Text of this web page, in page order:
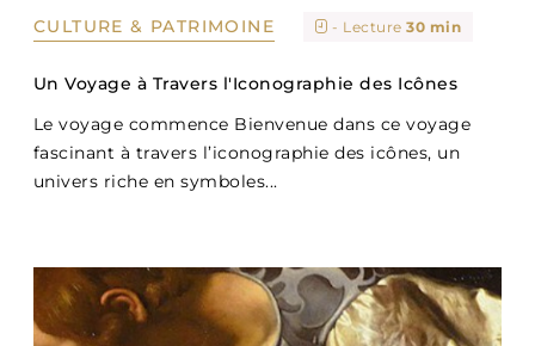
CULTURE & PATRIMOINE - Lecture30 min
Un Voyage à Travers l'Iconographie des Icônes
Le voyage commence Bienvenue dans ce voyage
fascinant à travers l’iconographie des icônes, un
univers riche en symboles...